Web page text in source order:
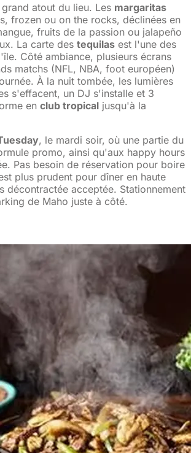
atout du lieu. Les margaritas
frozen ou on the rocks, déclinées en
fruits de la passion ou jalapeño
La carte des tequilas est l'une des
Côté ambiance, plusieurs écrans
matchs (NFL, NBA, foot européen)
À la nuit tombée, les lumières
s'effacent, un DJ s'installe et 3
en club tropical jusqu'à la
, le mardi soir, où une partie du
promo, ainsi qu'aux happy hours
Pas besoin de réservation pour boire
plus prudent pour dîner en haute
décontractée acceptée. Stationnement
de Maho juste à côté.